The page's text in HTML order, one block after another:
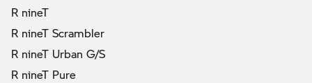
R nineT
R nineT Scrambler
R nineT Urban G/S
R nineT Pure